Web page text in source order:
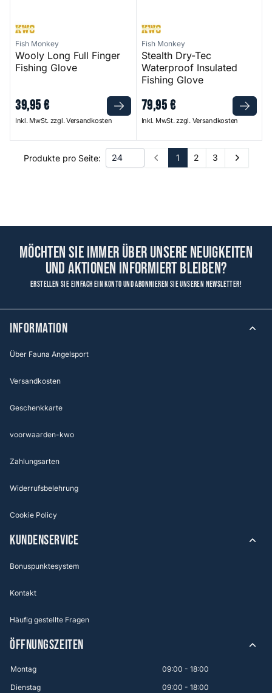
Fish Monkey
Wooly Long Full Finger
Fishing Glove
39,95€
Inkl. MwSt. zzgl. Versandkosten
Fish Monkey
Stealth Dry-Tec
Waterproof Insulated
Fishing Glove
79,95€
Inkl. MwSt. zzgl. Versandkosten
Produkte pro Seite: Prev 1 2 3 Next
Möchten Sie immer über unsere Neuigkeiten
und Aktionen informiert bleiben?
Erstellen Sie einfach ein Konto und abonnieren Sie unseren Newsletter!
Information
Über Fauna Angelsport
Versandkosten
Geschenkkarte
voorwaarden-kwo
Zahlungsarten
Widerrufsbelehrung
Cookie Policy
KUNDENSERVICE
Bonuspunktesystem
Kontakt
Häufig gestellte Fragen
ÖFFNUNGSZEITEN
Montag
09:00 - 18:00
Dienstag
09:00 - 18:00